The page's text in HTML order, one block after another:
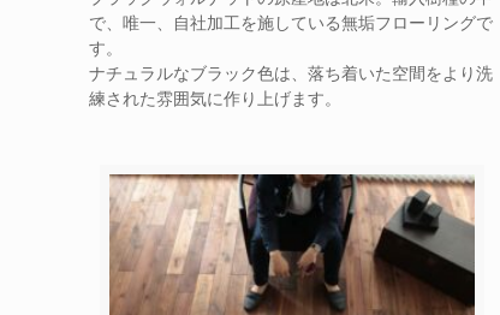
で、唯一、自社加工を施している無垢フローリングで
す。
ナチュラルなブラック色は、落ち着いた空間をより洗
練された雰囲気に作り上げます。